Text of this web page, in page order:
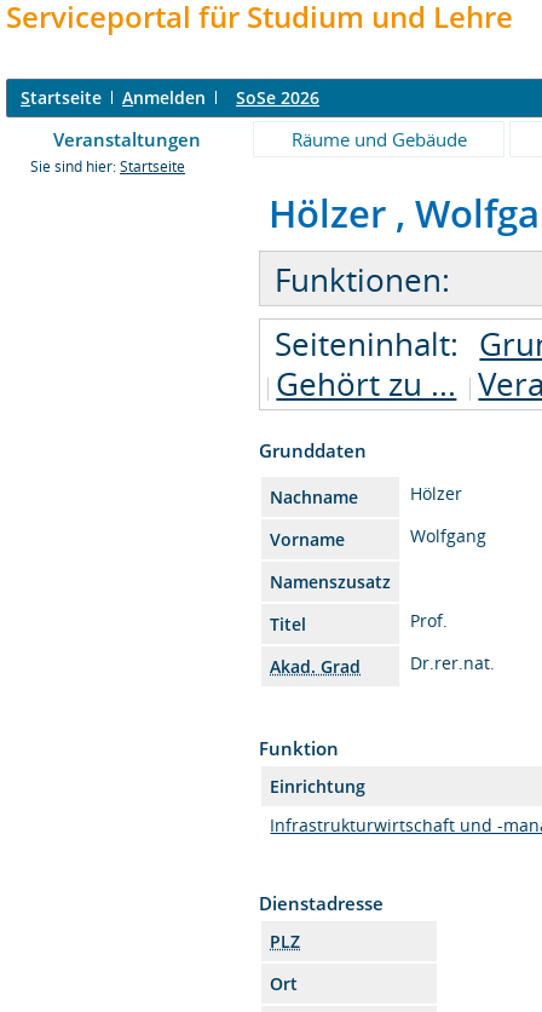
Serviceportal für Studium und Lehre
Startseite Anmelden SoSe 2026
Veranstaltungen Räume und Gebäude
Sie sind hier: Startseite
Hölzer ,
Funktionen:
Seiteninhalt:
Gehört zu ...
Grunddaten
Nachname
Hölzer
Vorname
Wolfgang
Namenszusatz
Titel
Prof.
Akad. Grad
Dr.rer.nat.
Funktion
Einrichtung
Infrastrukturwirtschaft und -
Dienstadresse
PLZ
Ort